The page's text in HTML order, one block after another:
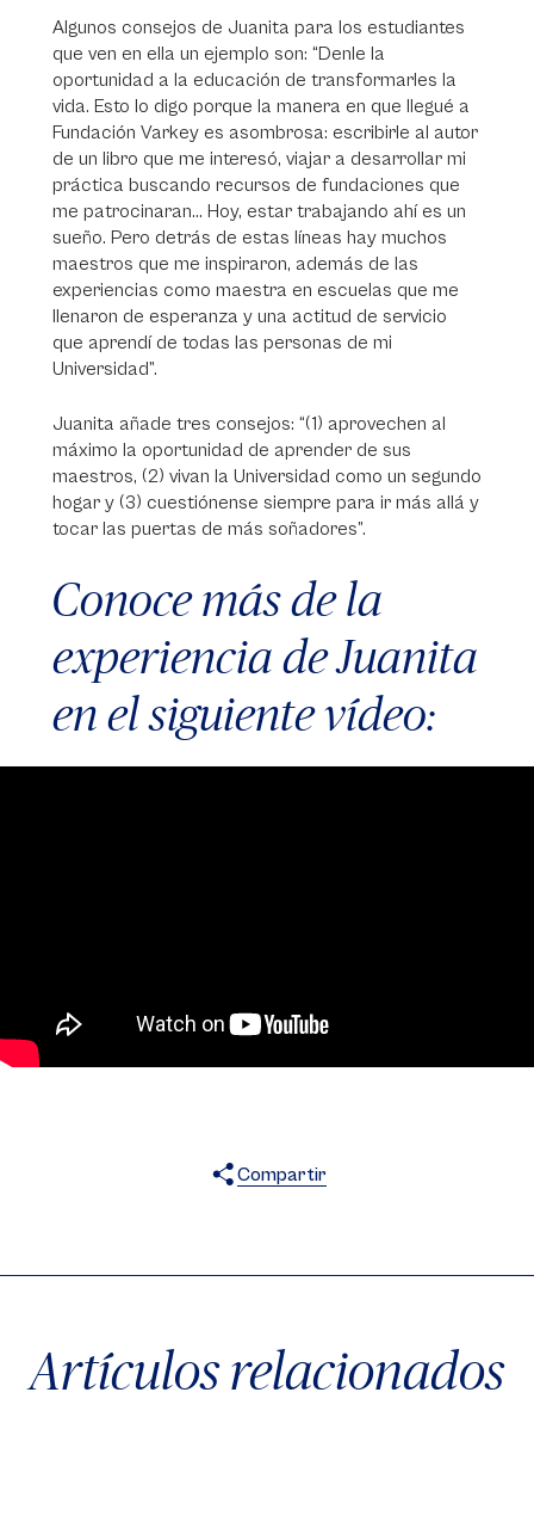
Algunos consejos de Juanita para los estudiantes
que ven en ella un ejemplo son: “Denle la
oportunidad a la educación de transformarles la
vida. Esto lo digo porque la manera en que llegué a
Fundación Varkey es asombrosa: escribirle al autor
de un libro que me interesó, viajar a desarrollar mi
práctica buscando recursos de fundaciones que
me patrocinaran… Hoy, estar trabajando ahí es un
sueño. Pero detrás de estas líneas hay muchos
maestros que me inspiraron, además de las
experiencias como maestra en escuelas que me
llenaron de esperanza y una actitud de servicio
que aprendí de todas las personas de mi
Universidad”.
Juanita añade tres consejos: “(1) aprovechen al
máximo la oportunidad de aprender de sus
maestros, (2) vivan la Universidad como un segundo
hogar y (3) cuestiónense siempre para ir más allá y
tocar las puertas de más soñadores”.
Conoce más de la
experiencia de Juanita
en el siguiente vídeo:
Compartir
Artículos relacionados